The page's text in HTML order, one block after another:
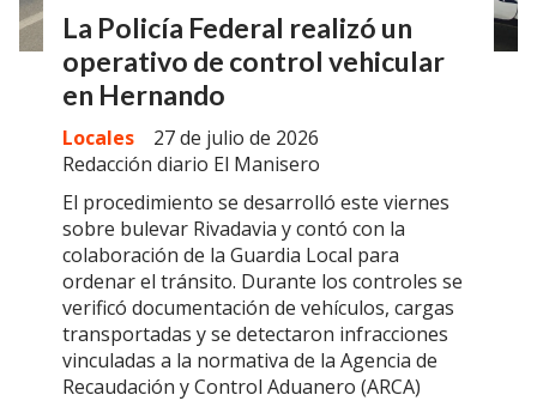
La Policía Federal realizó un
operativo de control vehicular
en Hernando
Redacción diario El Manisero
Locales 27 de julio de 2026
El procedimiento se desarrolló este viernes
sobre bulevar Rivadavia y contó con la
colaboración de la Guardia Local para
ordenar el tránsito. Durante los controles se
verificó documentación de vehículos, cargas
transportadas y se detectaron infracciones
vinculadas a la normativa de la Agencia de
Recaudación y Control Aduanero (ARCA)